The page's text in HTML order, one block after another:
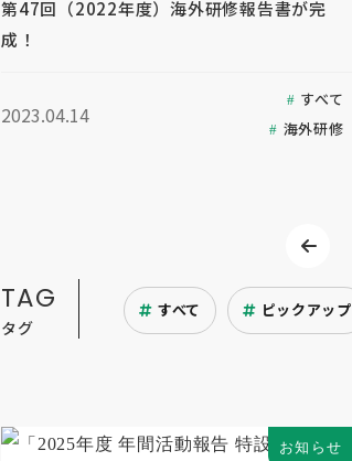
第47回（2022年度）海外研修報告書が完
成！
2023.04.14
すべて
海外研修
TAG
タグ
すべて ピックアップ
お知らせ